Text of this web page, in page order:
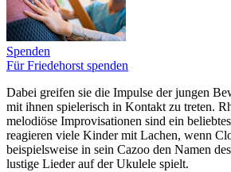
Spenden
Für Friedehorst spenden
Dabei greifen sie die Impulse der jungen
mit ihnen spielerisch in Kontakt zu treten.
melodiöse Improvisationen sind ein
reagieren viele Kinder mit Lachen, wenn
beispielsweise in sein Cazoo den Namen
lustige Lieder auf der Ukulele spielt.